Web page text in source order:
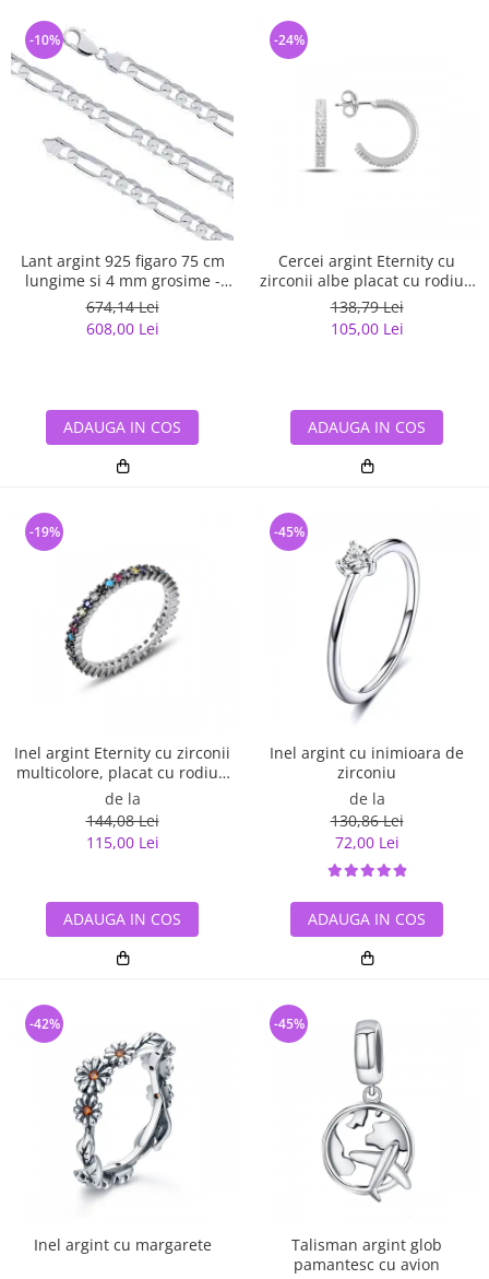
Lant argint 925 figaro 75 cm
lungime si 4 mm grosime -
Classical You LSX0141
674,14 Lei
608,00 Lei
-10%
ADAUGA IN COS
Cercei argint Eternity cu
zirconii albe placat cu rodiu -
ETU0153
138,79 Lei
105,00 Lei
-24%
ADAUGA IN COS
Inel argint Eternity cu zirconii
multicolore, placat cu rodiu -
ITU0229
de la
144,08 Lei
115,00 Lei
-19%
ADAUGA IN COS
Inel argint cu inimioara de
zirconiu
de la
130,86 Lei
72,00 Lei
-45%
ADAUGA IN COS
Inel argint cu margarete
-42%
Talisman argint glob
pamantesc cu avion
-45%